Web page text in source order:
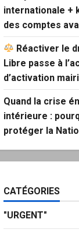
internationale +
des comptes
Réactiver le
Libre passe à
d’activation
Quand la crise
intérieure :
protéger la
CATÉGORIES
"URGENT"